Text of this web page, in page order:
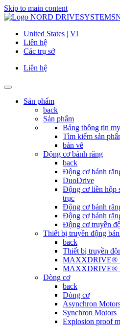
Skip to main content
United States | VI
Liên hệ
Các trụ sở
Liên hệ
Sản phẩm
back
Sản phẩm
Bảng thông tin
Tìm kiếm sản
bản vẽ
Động cơ bánh răng
back
Động cơ bánh
DuoDrive
Động cơ liền hộp
trục
Động cơ bánh
Động cơ bánh
Động cơ truyền
Thiết bị truyền động
back
Thiết bị truyền
MAXXDRIVE®
MAXXDRIVE®
Dòng cơ
back
Dòng cơ
Asynchron
Synchron Motors
Explosion proof